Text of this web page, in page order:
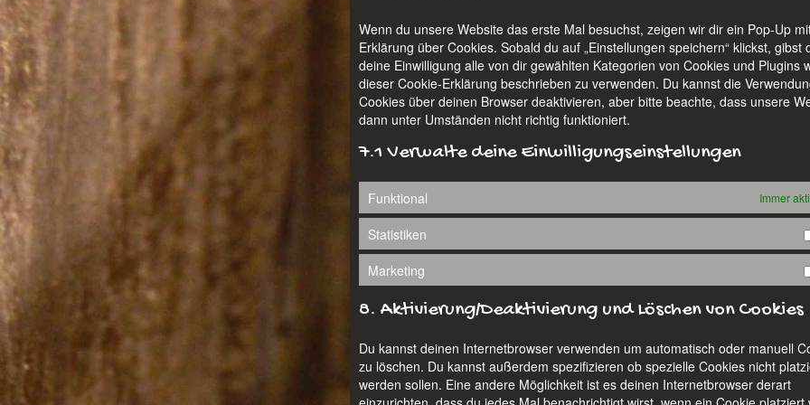
Wenn du unsere Website das erste Mal besuchst, zeigen wir dir ein Pop-Up
Erklärung über Cookies. Sobald du auf „Einstellungen speichern“ klickst, gibst
deine Einwilligung alle von dir gewählten Kategorien von Cookies und Plugins
dieser Cookie-Erklärung beschrieben zu verwenden. Du kannst die
Cookies über deinen Browser deaktivieren, aber bitte beachte, dass unsere
dann unter Umständen nicht richtig funktioniert.
7.1 Verwalte deine Einwilligungseinstellungen
Funktional Immer
Statistiken
Marketing
8. Aktivierung/Deaktivierung und Löschen von Cookies
Du kannst deinen Internetbrowser verwenden um automatisch oder manuell
zu löschen. Du kannst außerdem spezifizieren ob spezielle Cookies nicht
werden sollen. Eine andere Möglichkeit ist es deinen Internetbrowser derart